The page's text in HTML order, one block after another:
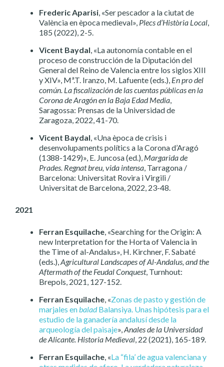
Frederic Aparisi, «Ser pescador a la ciutat de
València en època medieval», Plecs d’Història Local,
185 (2022), 2-5.
Vicent Baydal, «La autonomía contable en el
proceso de construcción de la Diputación del
General del Reino de Valencia entre los siglos XIII
y XIV», Mª.T. Iranzo, M. Lafuente (eds.), En pro del
común. La fiscalización de las cuentas públicas en la
Corona de Aragón en la Baja Edad Media,
Saragossa: Prensas de la Universidad de
Zaragoza, 2022, 41-70.
Vicent Baydal, «Una època de crisis i
desenvolupaments polítics a la Corona d’Aragó
(1388-1429)», E. Juncosa (ed.), Margarida de
Prades. Regnat breu, vida intensa, Tarragona /
Barcelona: Universitat Rovira i Virgili /
Universitat de Barcelona, 2022, 23-48.
2021
Ferran Esquilache, «Searching for the Origin: A
new Interpretation for the Horta of Valencia in
the Time of al-Andalus», H. Kirchner, F. Sabaté
(eds.),Agricultural Landscapes of Al-Andalus, and the
Aftermath of the Feudal Conquest, Turnhout:
Brepols, 2021, 127-152.
Ferran Esquilache, «Zonas de pasto y gestión de
marjales enbaladBalansiya. Unas hipótesis para el
estudio de la ganadería andalusí desde la
arqueología del paisaje»,Anales de la Universidad
de Alicante. Historia Medieval, 22 (2021), 165-189.
Ferran Esquilache, «La “fila’ de agua valenciana y